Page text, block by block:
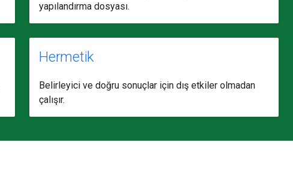
yapılandırma dosyası.
Hermetik
Belirleyici ve doğru sonuçlar için dış etkiler olmadan
çalışır.